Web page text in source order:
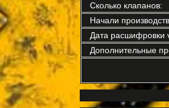
Сколько клапанов:
Начали
Дата расшифровки
Дополнительные